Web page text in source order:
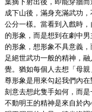
葉摘下射出後，即能穿牆
成下山後，滿身充滿武功
公分一樣。當看到入戲時
的形象，而是想到在劇中
的形象，想形象不具意義
足絕世武功一般的精神，
覺。猶如每個人去想「母
尊形象是用來勾起我們內
刻意去想此隻手如何，而是
不動明王的精神是來自於